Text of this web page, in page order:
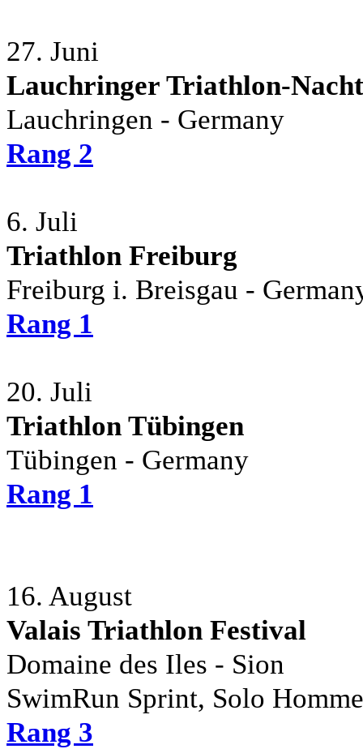
27. Juni
Lauchringer Triathlon-Nacht
Lauchringen - Germany
Rang 2
6. Juli
Triathlon Freiburg
Freiburg i. Breisgau -
Rang 1
20. Juli
Triathlon Tübingen
Tübingen - Germany
Rang 1
16. August
Valais Triathlon Festival
Domaine des Iles - Sion
SwimRun Sprint, Solo
Rang 3